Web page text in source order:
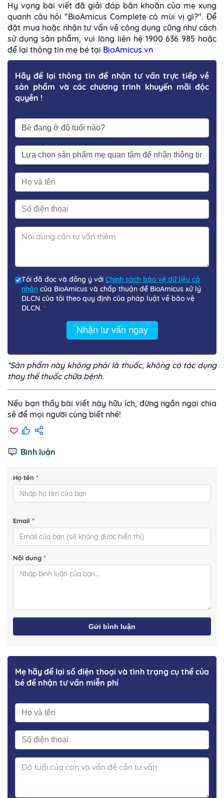
Hy vọng bài viết đã giải đáp băn khoăn của mẹ xung
quanh câu hỏi "BioAmicus Complete có mùi vị gì?". Để
đặt mua hoặc nhận tư vấn về công dụng cũng như cách
sử dụng sản phẩm, vui lòng liên hệ 1900 636 985 hoặc
để lại thông tin mẹ bé tại BioAmicus.vn
Hãy để lại thông tin để nhận tư vấn trực tiếp về
sản phẩm và các chương trình khuyến mãi độc
quyền !
Tôi đã đọc và đồng ý với Chính sách bảo vệ dữ liệu cá
nhân của BioAmicus và chấp thuận để BioAmicus xử lý
DLCN của tôi theo quy định của pháp luật về bảo vệ
DLCN. *
Nhận tư vấn ngay
*Sản phẩm này không phải là thuốc, không có tác dụng
thay thế thuốc chữa bệnh.
Nếu bạn thấy bài viết này hữu ích, đừng ngần ngại chia
sẻ để mọi người cùng biết nhé!
Bình luận
Họ tên *
Email *
Nội dung *
Gửi bình luận
Mẹ hãy để lại số điện thoại và tình trạng cụ thể của
bé để nhận tư vấn miễn phí